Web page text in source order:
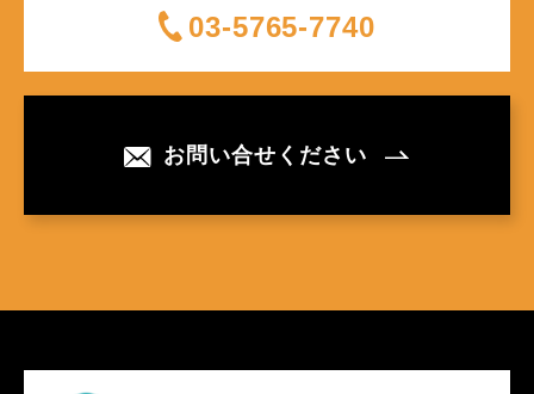
03-5765-7740
お問い合せください